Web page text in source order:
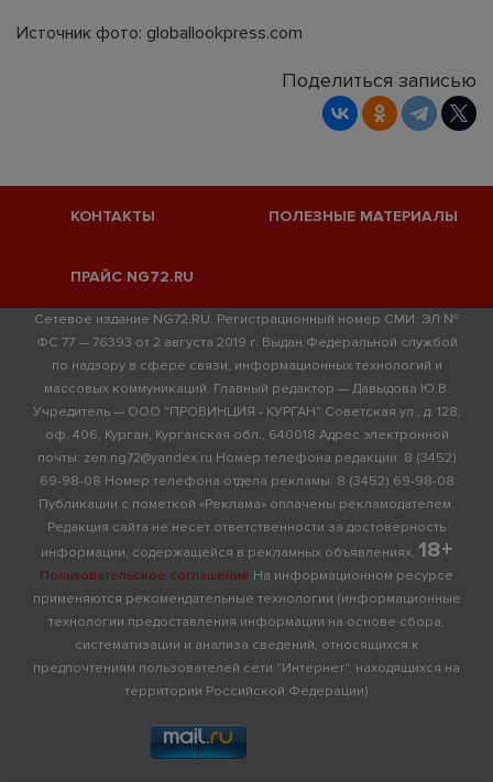
Источник фото: globallookpress.com
Поделиться записью
КОНТАКТЫ ПОЛЕЗНЫЕ МАТЕРИАЛЫ
ПРАЙС NG72.RU
Сетевое издание NG72.RU. Регистрационный номер СМИ: ЭЛ №
ФС 77 — 76393 от 2 августа 2019 г. Выдан Федеральной службой
по надзору в сфере связи, информационных технологий и
массовых коммуникаций. Главный редактор — Давыдова Ю.В.
Учредитель — ООО "ПРОВИНЦИЯ - КУРГАН" Советская ул., д. 128,
оф. 406, Курган, Курганская обл., 640018 Адрес электронной
почты: zen.ng72@yandex.ru Номер телефона редакции: 8 (3452)
69-98-08 Номер телефона отдела рекламы: 8 (3452) 69-98-08
Публикации с пометкой «Реклама» оплачены рекламодателем.
Редакция сайта не несет ответственности за достоверность
информации, содержащейся в рекламных объявлениях. 18+
Пользовательское соглашение На информационном ресурсе
применяются рекомендательные технологии (информационные
технологии предоставления информации на основе сбора,
систематизации и анализа сведений, относящихся к
предпочтениям пользователей сети "Интернет", находящихся на
территории Российской Федерации)